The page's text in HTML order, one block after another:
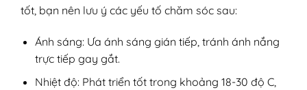
tốt, bạn nên lưu ý các yếu tố chăm sóc sau:
Ánh sáng: Ưa ánh sáng gián tiếp, tránh ánh nắng
trực tiếp gay gắt.
Nhiệt độ: Phát triển tốt trong khoảng 18-30 độ C,